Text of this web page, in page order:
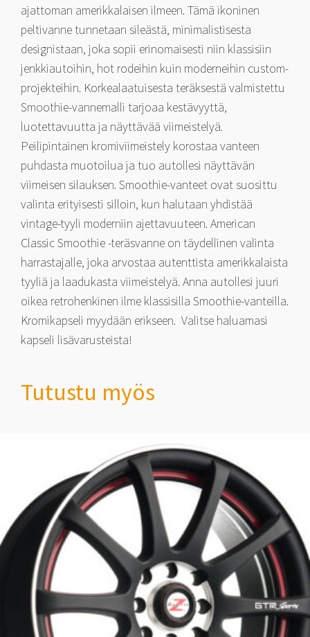
ajattoman amerikkalaisen ilmeen. Tämä ikoninen
peltivanne tunnetaan sileästä, minimalistisesta
designistaan, joka sopii erinomaisesti niin klassisiin
jenkkiautoihin, hot rodeihin kuin moderneihin custom-
projekteihin. Korkealaatuisesta teräksestä valmistettu
Smoothie-vannemalli tarjoaa kestävyyttä,
luotettavuutta ja näyttävää viimeistelyä.
Peilipintainen kromiviimeistely korostaa vanteen
puhdasta muotoilua ja tuo autollesi näyttävän
viimeisen silauksen. Smoothie-vanteet ovat suosittu
valinta erityisesti silloin, kun halutaan yhdistää
vintage-tyyli moderniin ajettavuuteen. American
Classic Smoothie -teräsvanne on täydellinen valinta
harrastajalle, joka arvostaa autenttista amerikkalaista
tyyliä ja laadukasta viimeistelyä. Anna autollesi juuri
oikea retrohenkinen ilme klassisilla Smoothie-vanteilla.
Kromikapseli myydään erikseen. Valitse haluamasi
kapseli lisävarusteista!
Tutustu myös